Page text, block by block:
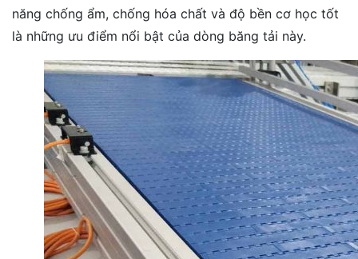
năng chống ẩm, chống hóa chất và độ bền cơ học tốt
là những ưu điểm nổi bật của dòng băng tải này.